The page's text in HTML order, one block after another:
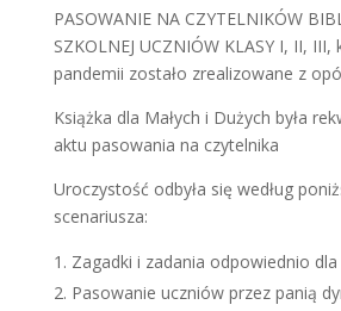
PASOWANIE NA CZYTELNIKÓW
SZKOLNEJ UCZNIÓW KLASY I, II,
pandemii zostało zrealizowane z
Książka dla Małych i Dużych była
aktu pasowania na czytelnika
Uroczystość odbyła się według
scenariusza:
Zagadki i zadania odpowiednio
Pasowanie uczniów przez panią